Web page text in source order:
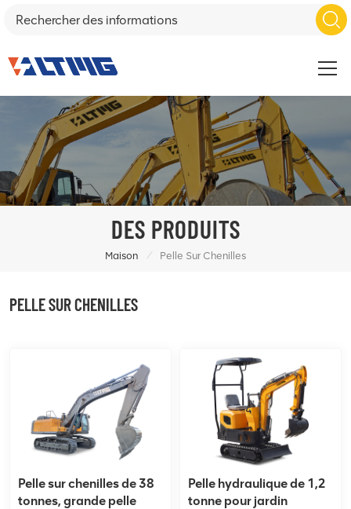
DES PRODUITS
Maison / Pelle Sur Chenilles
PELLE SUR CHENILLES
Pelle sur chenilles de 38
tonnes, grande pelle
Pelle hydraulique de 1,2
tonne pour jardin